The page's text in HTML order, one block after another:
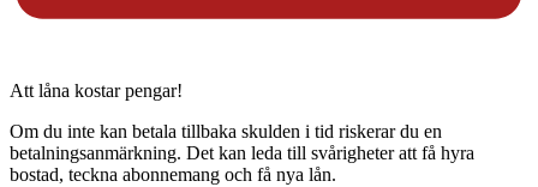
Att låna kostar pengar!
Om du inte kan betala tillbaka skulden i tid riskerar du en
betalningsanmärkning. Det kan leda till svårigheter att få hyra
bostad, teckna abonnemang och få nya lån.